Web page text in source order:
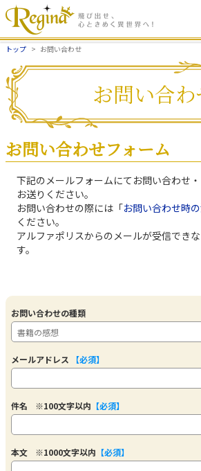
トップ お問い合わせ
お問い合
お問い合わせフォーム
下記のメールフォームにてお問い合わせ
お送りください。
お問い合わせの際には「お問い合わせ時
ください。
アルファポリスからのメールが受信でき
す。
お問い合わせの種類
メールアドレス 【必須】
件名 ※100文字以内 【必須】
本文 ※1000文字以内 【必須】